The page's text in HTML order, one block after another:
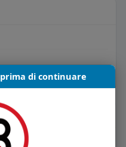
prima di continuare